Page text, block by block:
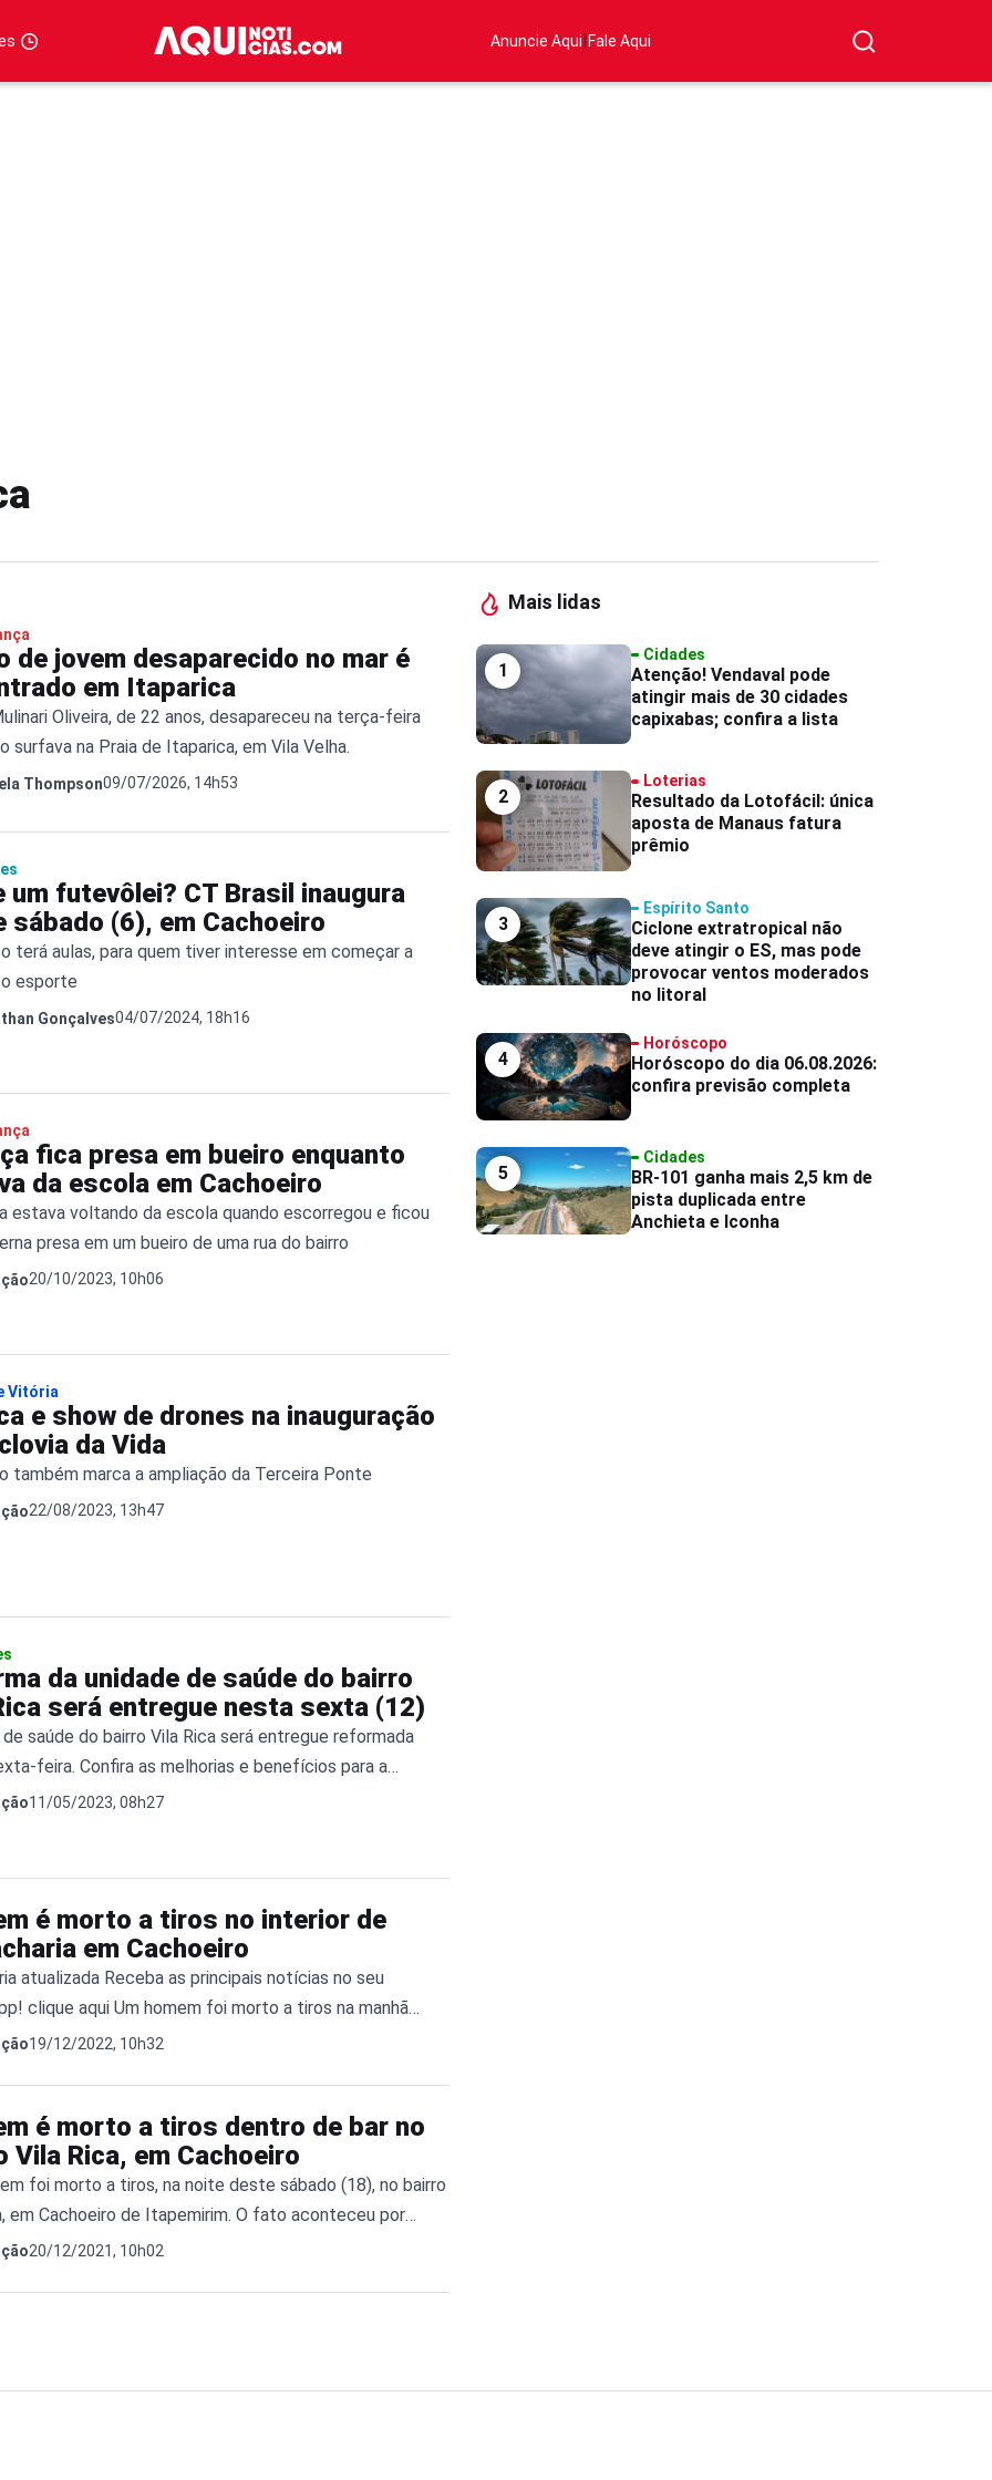
Anuncie Aqui|Fale Aqui
de jovem desaparecido no mar é
em Itaparica
Oliveira, de 22 anos, desapareceu na terça-feira
surfava na Praia de Itaparica, em Vila Velha.
Thompson09/07/2026, 14h53
um futevôlei? CT Brasil inaugura
sábado (6), em Cachoeiro
terá aulas, para quem tiver interesse em começar a
esporte
Gonçalves04/07/2024, 18h16
fica presa em bueiro enquanto
da escola em Cachoeiro
estava voltando da escola quando escorregou e ficou
presa em um bueiro de uma rua do bairro
20/10/2023, 10h06
Vitória
e show de drones na inauguração
da Vida
também marca a ampliação da Terceira Ponte
22/08/2023, 13h47
da unidade de saúde do bairro
será entregue nesta sexta (12)
de saúde do bairro Vila Rica será entregue reformada
feira. Confira as melhorias e benefícios para a
11/05/2023, 08h27
é morto a tiros no interior de
em Cachoeiro
atualizada Receba as principais notícias no seu
clique aqui Um homem foi morto a tiros na manhã
feira (19), no interior de uma borracharia,
acordo com informações da […]
19/12/2022, 10h32
é morto a tiros dentro de bar no
Vila Rica, em Cachoeiro
foi morto a tiros, na noite deste sábado (18), no bairro
em Cachoeiro de Itapemirim. O fato aconteceu por
21h 40, dentro de um bar na rua Capitão José Vieira.
20/12/2021, 10h02
Mais lidas
1
Cidades
Atenção! Vendaval pode
atingir mais de 30 cidades
capixabas; confira a lista
2
Loterias
Resultado da Lotofácil: única
aposta de Manaus fatura
prêmio
3
Espírito Santo
Ciclone extratropical não
deve atingir o ES, mas pode
provocar ventos moderados
no litoral
4
Horóscopo
Horóscopo do dia 06.08.2026:
confira previsão completa
5
Cidades
BR-101 ganha mais 2,5 km de
pista duplicada entre
Anchieta e Iconha